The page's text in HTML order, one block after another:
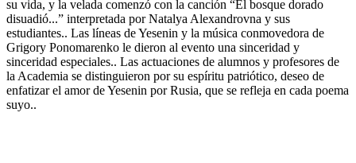
su vida, y la velada comenzó con la canción “El bosque dorado
disuadió...” interpretada por Natalya Alexandrovna y sus
estudiantes.. Las líneas de Yesenin y la música conmovedora de
Grigory Ponomarenko le dieron al evento una sinceridad y
sinceridad especiales.. Las actuaciones de alumnos y profesores de
la Academia se distinguieron por su espíritu patriótico, deseo de
enfatizar el amor de Yesenin por Rusia, que se refleja en cada poema
suyo..